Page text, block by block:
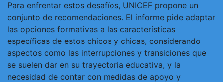
Para enfrentar estos desafíos, UNICEF propone un
conjunto de recomendaciones. El informe pide adaptar
las opciones formativas a las características
específicas de estos chicos y chicas, considerando
aspectos como las interrupciones y transiciones que
se suelen dar en su trayectoria educativa, y la
necesidad de contar con medidas de apoyo y